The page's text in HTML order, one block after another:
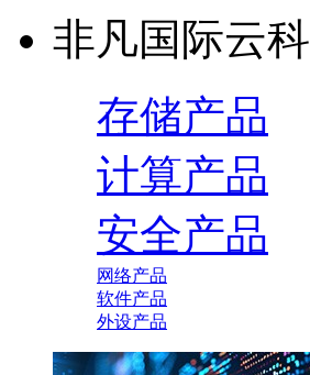
非凡国际云科
存储产品
计算产品
安全产品
网络产品
软件产品
外设产品